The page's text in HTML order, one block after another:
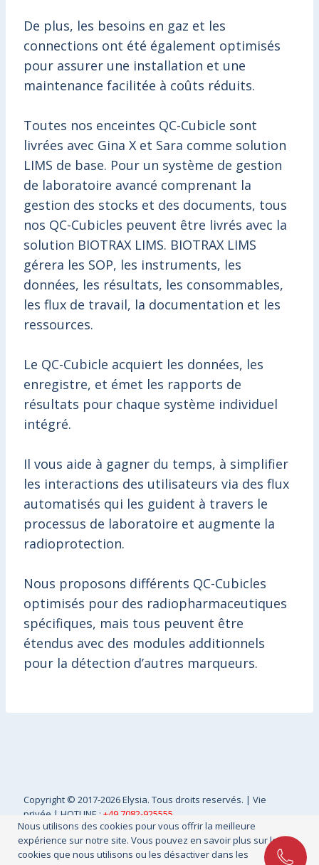
De plus, les besoins en gaz et les
connections ont été également optimisés
pour assurer une installation et une
maintenance facilitée à coûts réduits.
Toutes nos enceintes QC-Cubicle sont
livrées avec Gina X et Sara comme solution
LIMS de base. Pour un système de gestion
de laboratoire avancé comprenant la
gestion des stocks et des documents, tous
nos QC-Cubicles peuvent être livrés avec la
solution BIOTRAX LIMS. BIOTRAX LIMS
gérera les SOP, les instruments, les
données, les résultats, les consommables,
les flux de travail, la documentation et les
ressources.
Le QC-Cubicle acquiert les données, les
enregistre, et émet les rapports de
résultats pour chaque système individuel
intégré.
Il vous aide à gagner du temps, à simplifier
les interactions des utilisateurs via des flux
automatisés qui les guident à travers le
processus de laboratoire et augmente la
radioprotection.
Nous proposons différents QC-Cubicles
optimisés pour des radiopharmaceutiques
spécifiques, mais tous peuvent être
étendus avec des modules additionnels
pour la détection d’autres marqueurs.
Copyright © 2017-2026 Elysia. Tous droits reservés. |Vie
privée | HOTLINE :+49 7082-925555
Nous utilisons des cookies pour vous offrir la meilleure
expérience sur notre site. Vous pouvez en savoir plus sur les
cookies que nous utilisons ou les désactiver dans les